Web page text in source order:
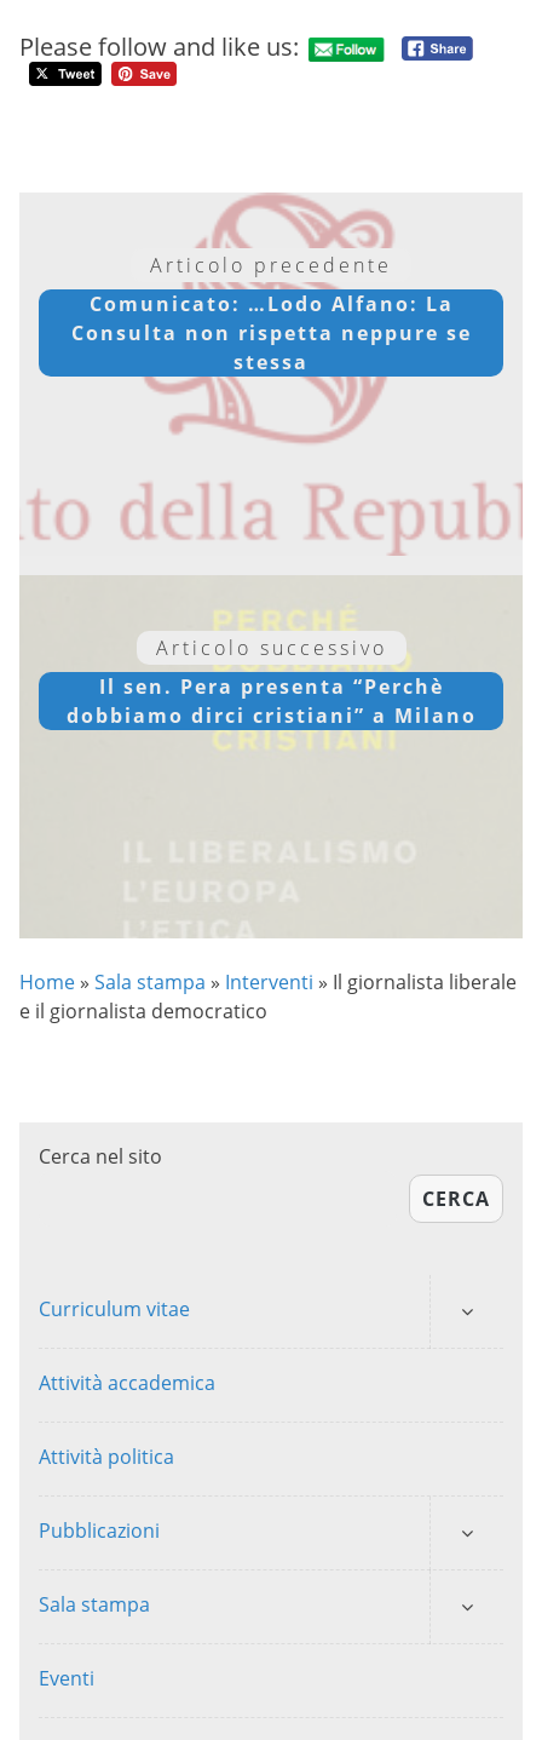
Please follow and like us:
Articolo precedente
Comunicato: …Lodo Alfano: La
Consulta non rispetta neppure se
stessa
Articolo successivo
Il sen. Pera presenta “Perchè
dobbiamo dirci cristiani” a Milano
Home » Sala stampa » Interventi » Il giornalista liberale
e il giornalista democratico
Cerca nel sito
CERCA
Curriculum vitae
Attività accademica
Attività politica
Pubblicazioni
Sala stampa
Eventi